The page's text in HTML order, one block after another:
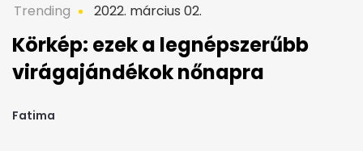
Trending 2022. március 02.
Körkép: ezek a legnépszerűbb
virágajándékok nőnapra
Fatima